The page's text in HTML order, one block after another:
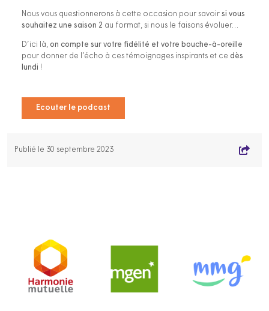
Nous vous questionnerons à cette occasion pour savoir si vous
souhaitez une saison 2 au format, si nous le faisons évoluer…
D’ici là, on compte sur votre fidélité et votre bouche-à-oreille
pour donner de l’écho à ces témoignages inspirants et ce dès
lundi !
Ecouter le podcast
Publié le 30 septembre 2023